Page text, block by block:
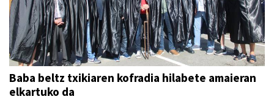
Baba beltz txikiaren kofradia hilabete amaieran
elkartuko da